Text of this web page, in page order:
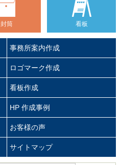
封筒 看板
事務所案内作成
ロゴマーク作成
看板作成
HP 作成事例
お客様の声
サイトマップ